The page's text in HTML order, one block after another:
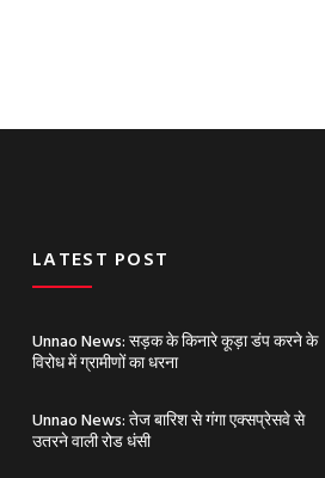
LATEST POST
Unnao News: सड़क के किनारे कूड़ा डंप करने के
विरोध में ग्रामीणों का धरना
Unnao News: तेज बारिश से गंगा एक्सप्रेसवे से
उतरने वाली रोड धंसी